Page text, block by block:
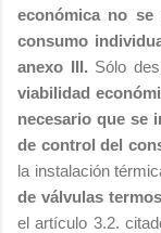
económica no
consumo
anexo III. Sólo d
viabilidad
necesario que se
de control del
la instalación
de válvulas
el artículo 3.2.